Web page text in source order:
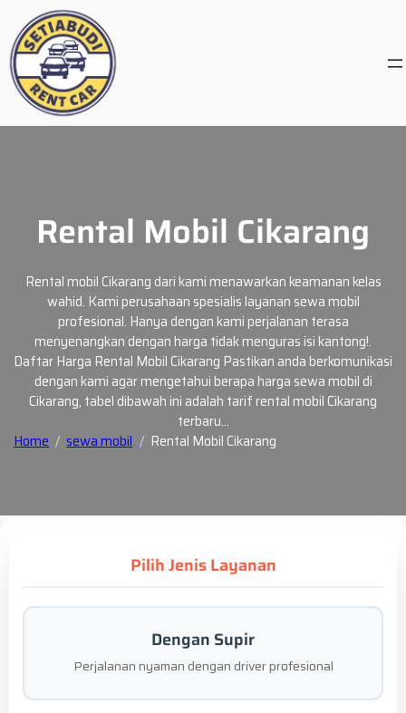
content
Rental Mobil Cikarang
Rental mobil Cikarang dari kami menawarkan keamanan kelas
wahid. Kami perusahaan spesialis layanan sewa mobil
profesional. Hanya dengan kami perjalanan terasa
menyenangkan dengan harga tidak menguras isi kantong!.
Daftar Harga Rental Mobil Cikarang Pastikan anda berkomunikasi
dengan kami agar mengetahui berapa harga sewa mobil di
Cikarang, tabel dibawah ini adalah tarif rental mobil Cikarang
terbaru…
Home
sewa mobil Rental Mobil Cikarang
Pilih Jenis Layanan
Dengan Supir
Perjalanan nyaman dengan driver profesional